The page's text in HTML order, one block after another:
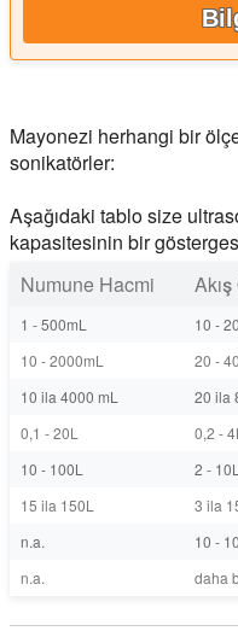
Mayonezi herhangi bir
sonikatörler:
Aşağıdaki tablo size
kapasitesinin bir
Numune Hacmi
Akış
1 - 500mL 10 -
10 - 2000mL
20 -
10 ila 4000 mL
20 ila
0,1 - 20L
0,2 -
10 - 100L
2 -
15 ila 150L
3 ila
n.a.
10 -
n.a.
daha